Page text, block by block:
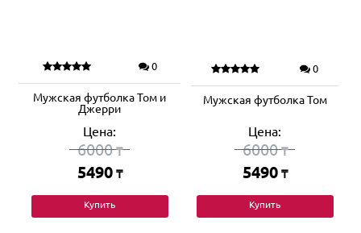
0
Мужская футболка Том и
Джерри
Цена:
6000₸
5490 ₸
Купить
0
Мужская футболка Том
Цена:
6000₸
5490 ₸
Купить